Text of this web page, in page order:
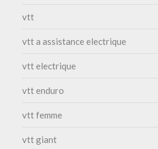
vtt
vtt a assistance electrique
vtt electrique
vtt enduro
vtt femme
vtt giant